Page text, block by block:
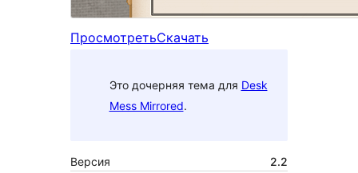
ПросмотретьСкачать
Это дочерняя тема для Desk
Mess Mirrored.
Версия
2.2